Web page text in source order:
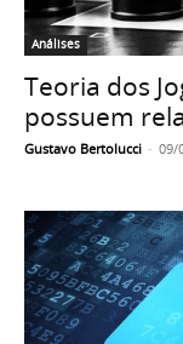
Análises
Teoria dos
possuem
Gustavo Bertolucci - 09/